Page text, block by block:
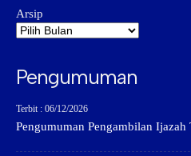
Arsip
Pengumuman
Terbit : 06/12/2026
Pengumuman Pengambilan Ijazah